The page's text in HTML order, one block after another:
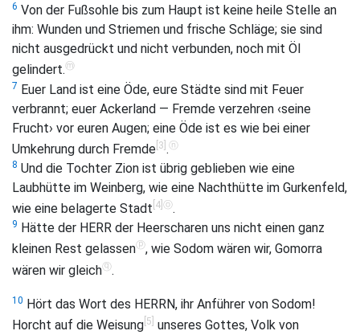
6 Von der Fußsohle bis zum Haupt ist keine heile Stelle an
ihm: Wunden und Striemen und frische Schläge; sie sind
nicht ausgedrückt und nicht verbunden, noch mit Öl
gelindert.ⓜ
7 Euer Land ist eine Öde, eure Städte sind mit Feuer
verbrannt; euer Ackerland — Fremde verzehren ‹seine
Frucht› vor euren Augen; eine Öde ist es wie bei einer
Umkehrung durch Fremde [3] .ⓝ
8 Und die Tochter Zion ist übrig geblieben wie eine
Laubhütte im Weinberg, wie eine Nachthütte im Gurkenfeld,
wie eine belagerte Stadt [4] ⓞ.
9 Hätte der HERR der Heerscharen uns nicht einen ganz
kleinen Rest gelassenⓟ, wie Sodom wären wir, Gomorra
wären wir gleichⓠ.
10 Hört das Wort des HERRN, ihr Anführer von Sodom!
Horcht auf die Weisung [5] unseres Gottes, Volk von